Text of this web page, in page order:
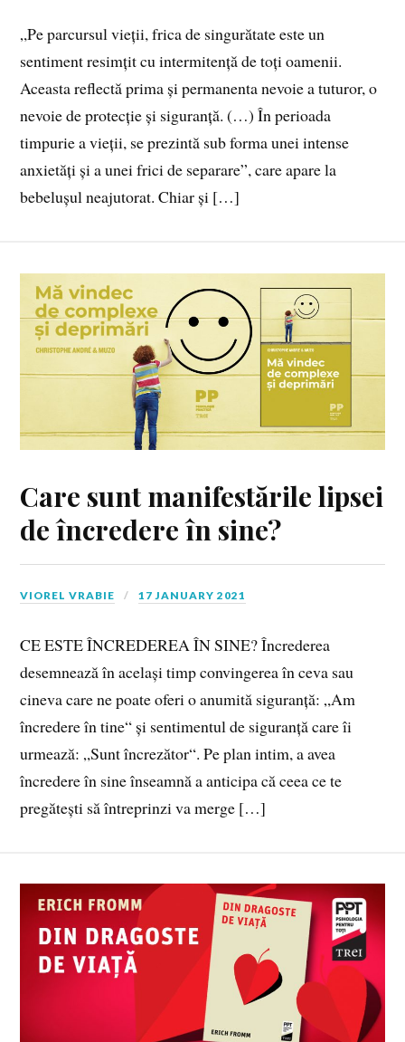
„Pe parcursul vieții, frica de singurătate este un
sentiment resimțit cu intermitență de toți oamenii.
Aceasta reflectă prima și permanenta nevoie a tuturor, o
nevoie de protecție și siguranță. (…) În perioada
timpurie a vieții, se prezintă sub forma unei intense
anxietăți și a unei frici de separare”, care apare la
bebelușul neajutorat. Chiar și […]
Care sunt manifestările lipsei
de încredere în sine?
VIOREL VRABIE 17 JANUARY 2021
CE ESTE ÎNCREDEREA ÎN SINE? Încrederea
desemnează în același timp convingerea în ceva sau
cineva care ne poate oferi o anumită siguranță: „Am
încredere în tine“ și sentimentul de siguranță care îi
urmează: „Sunt încrezător“. Pe plan intim, a avea
încredere în sine înseamnă a anticipa că ceea ce te
pregătești să întreprinzi va merge […]